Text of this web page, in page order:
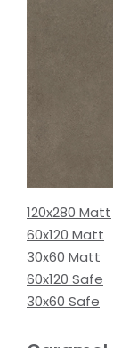
120x280 Matt
60x120 Matt
30x60 Matt
60x120 Safe
30x60 Safe